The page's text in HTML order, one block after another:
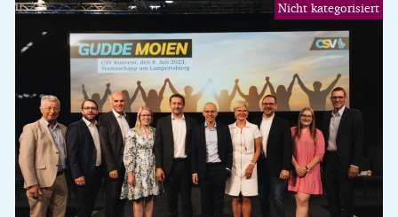
Nicht kategorisiert